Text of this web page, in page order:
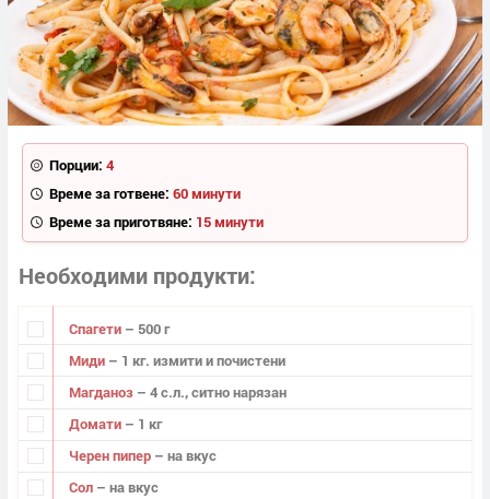
Порции: 4
Време за готвене: 60 минути
Време за приготвяне: 15 минути
Необходими продукти
Спагети – 500 г
Миди – 1 кг. измити и почистени
Магданоз – 4 с.л., ситно нарязан
Домати – 1 кг
Черен пипер – на вкус
Сол – на вкус